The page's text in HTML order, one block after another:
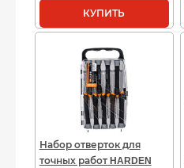
КУПИТЬ
Набор отверток для
точных работ HARDEN